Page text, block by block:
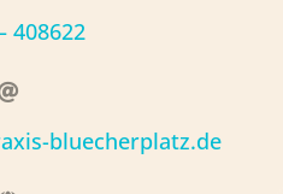
408622
bluecherplatz.de